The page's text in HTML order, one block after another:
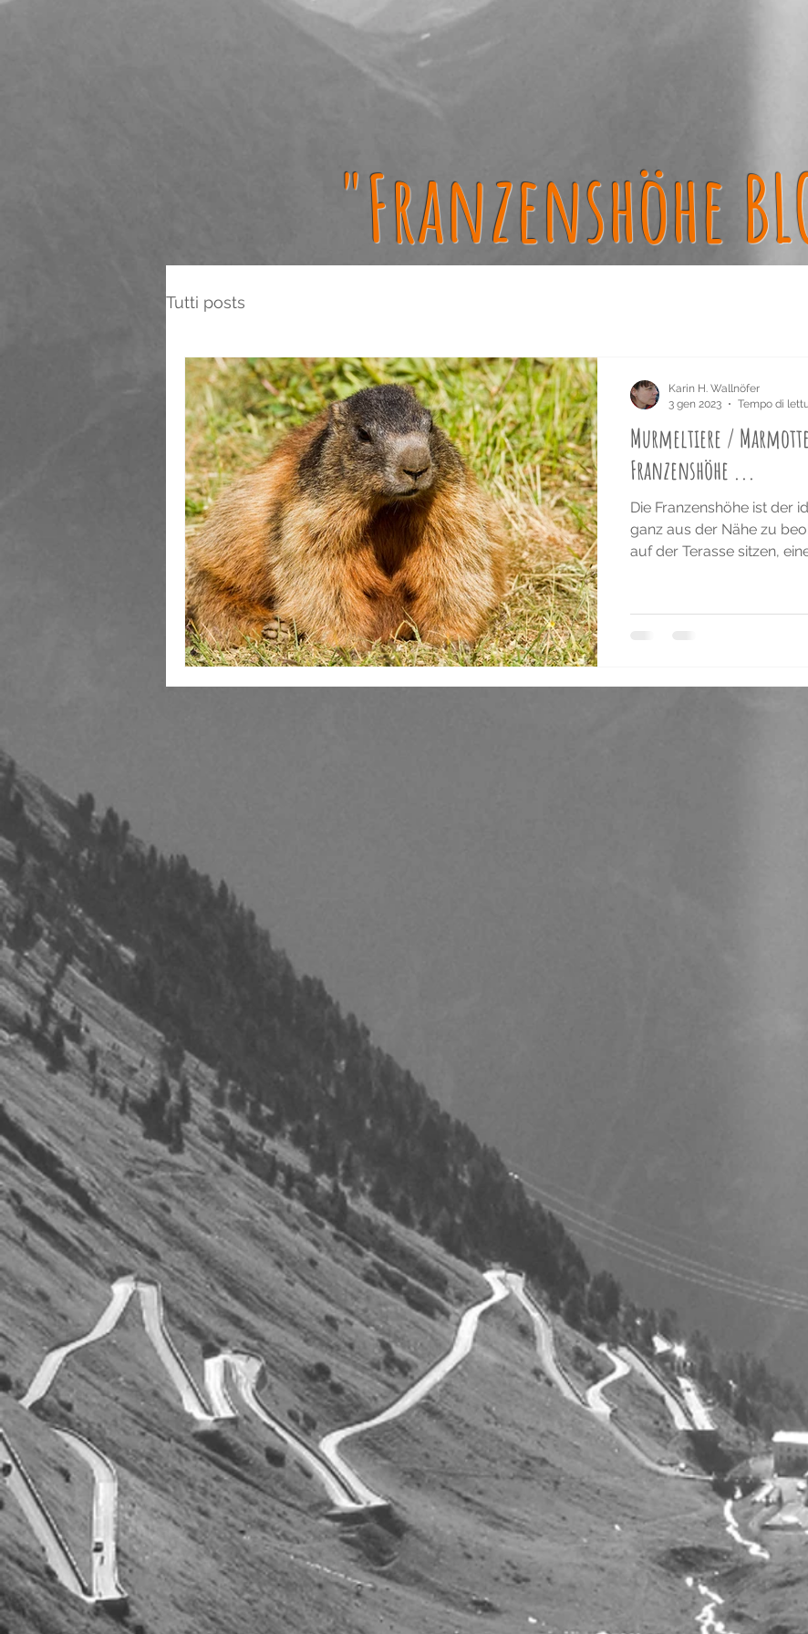
"Franzenshöhe
Tutti posts
Murmeltiere /
Franzenshöhe ...
Die Franzenshöhe ist der
ganz aus der Nähe zu
auf der Terasse sitzen,
Karin H. Wallnöfer
3 gen 2023
Tempo di